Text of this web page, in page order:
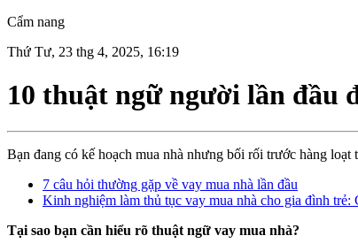
Cẩm nang
Thứ Tư, 23 thg 4, 2025, 16:19
10 thuật ngữ người lần đầu
Bạn đang có kế hoạch mua nhà nhưng bối rối trước hàng
7 câu hỏi thường gặp về vay mua nhà lần đầu
Kinh nghiệm làm thủ tục vay mua nhà cho gia đình trẻ:
Tại sao bạn cần hiểu rõ thuật ngữ vay mua nhà?